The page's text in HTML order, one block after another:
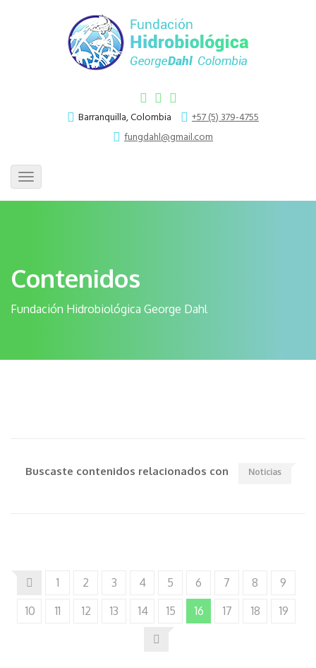
Barranquilla, Colombia
+57 (5) 379-4755
fungdahl@gmail.com
Toggle
navigation
Contenidos
Fundación Hidrobiológica George Dahl
Buscaste contenidos relacionados con Noticias
1 2 3 4 5 6 7 8
9
10
11 12 13 14 15 16 17 18 19